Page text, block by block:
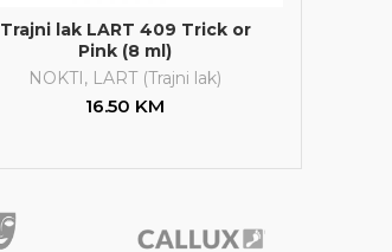
Trajni lak LART 409 Trick or
Pink (8 ml)
NOKTI, LART (Trajni lak)
16.50 KM